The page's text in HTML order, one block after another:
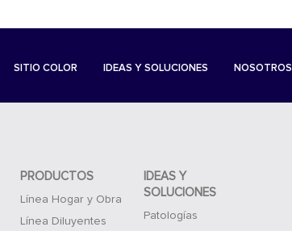
SITIO COLOR IDEAS Y SOLUCIONES NOSOTROS
PRODUCTOS
Línea Hogar y Obra
Línea Diluyentes
IDEAS Y
SOLUCIONES
Patologías